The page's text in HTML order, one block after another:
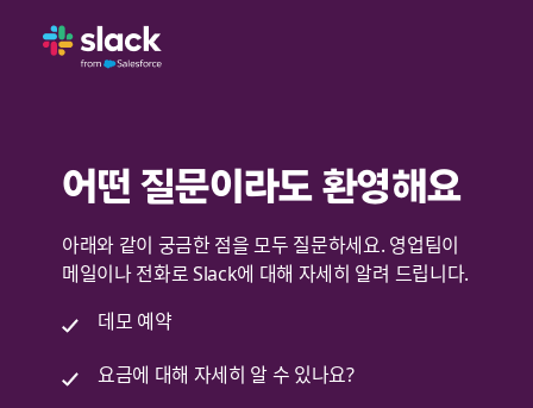
어떤 질문이라도 환영해요
아래와 같이 궁금한 점을 모두 질문하세요. 영업팀이
메일이나 전화로 Slack에 대해 자세히 알려 드립니다.
데모 예약
요금에 대해 자세히 알 수 있나요?